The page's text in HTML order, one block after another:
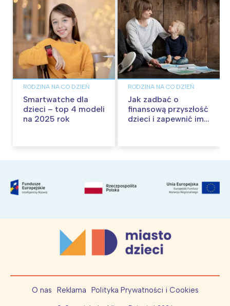
RODZINA NA CO DZIEŃ
Smartwatche dla
dzieci – top 4 modeli
na 2025 rok
RODZINA NA CO DZIEŃ
Jak zadbać o
finansową przyszłość
dzieci i zapewnić im
O nas Reklama Polityka Prywatności i Cookies